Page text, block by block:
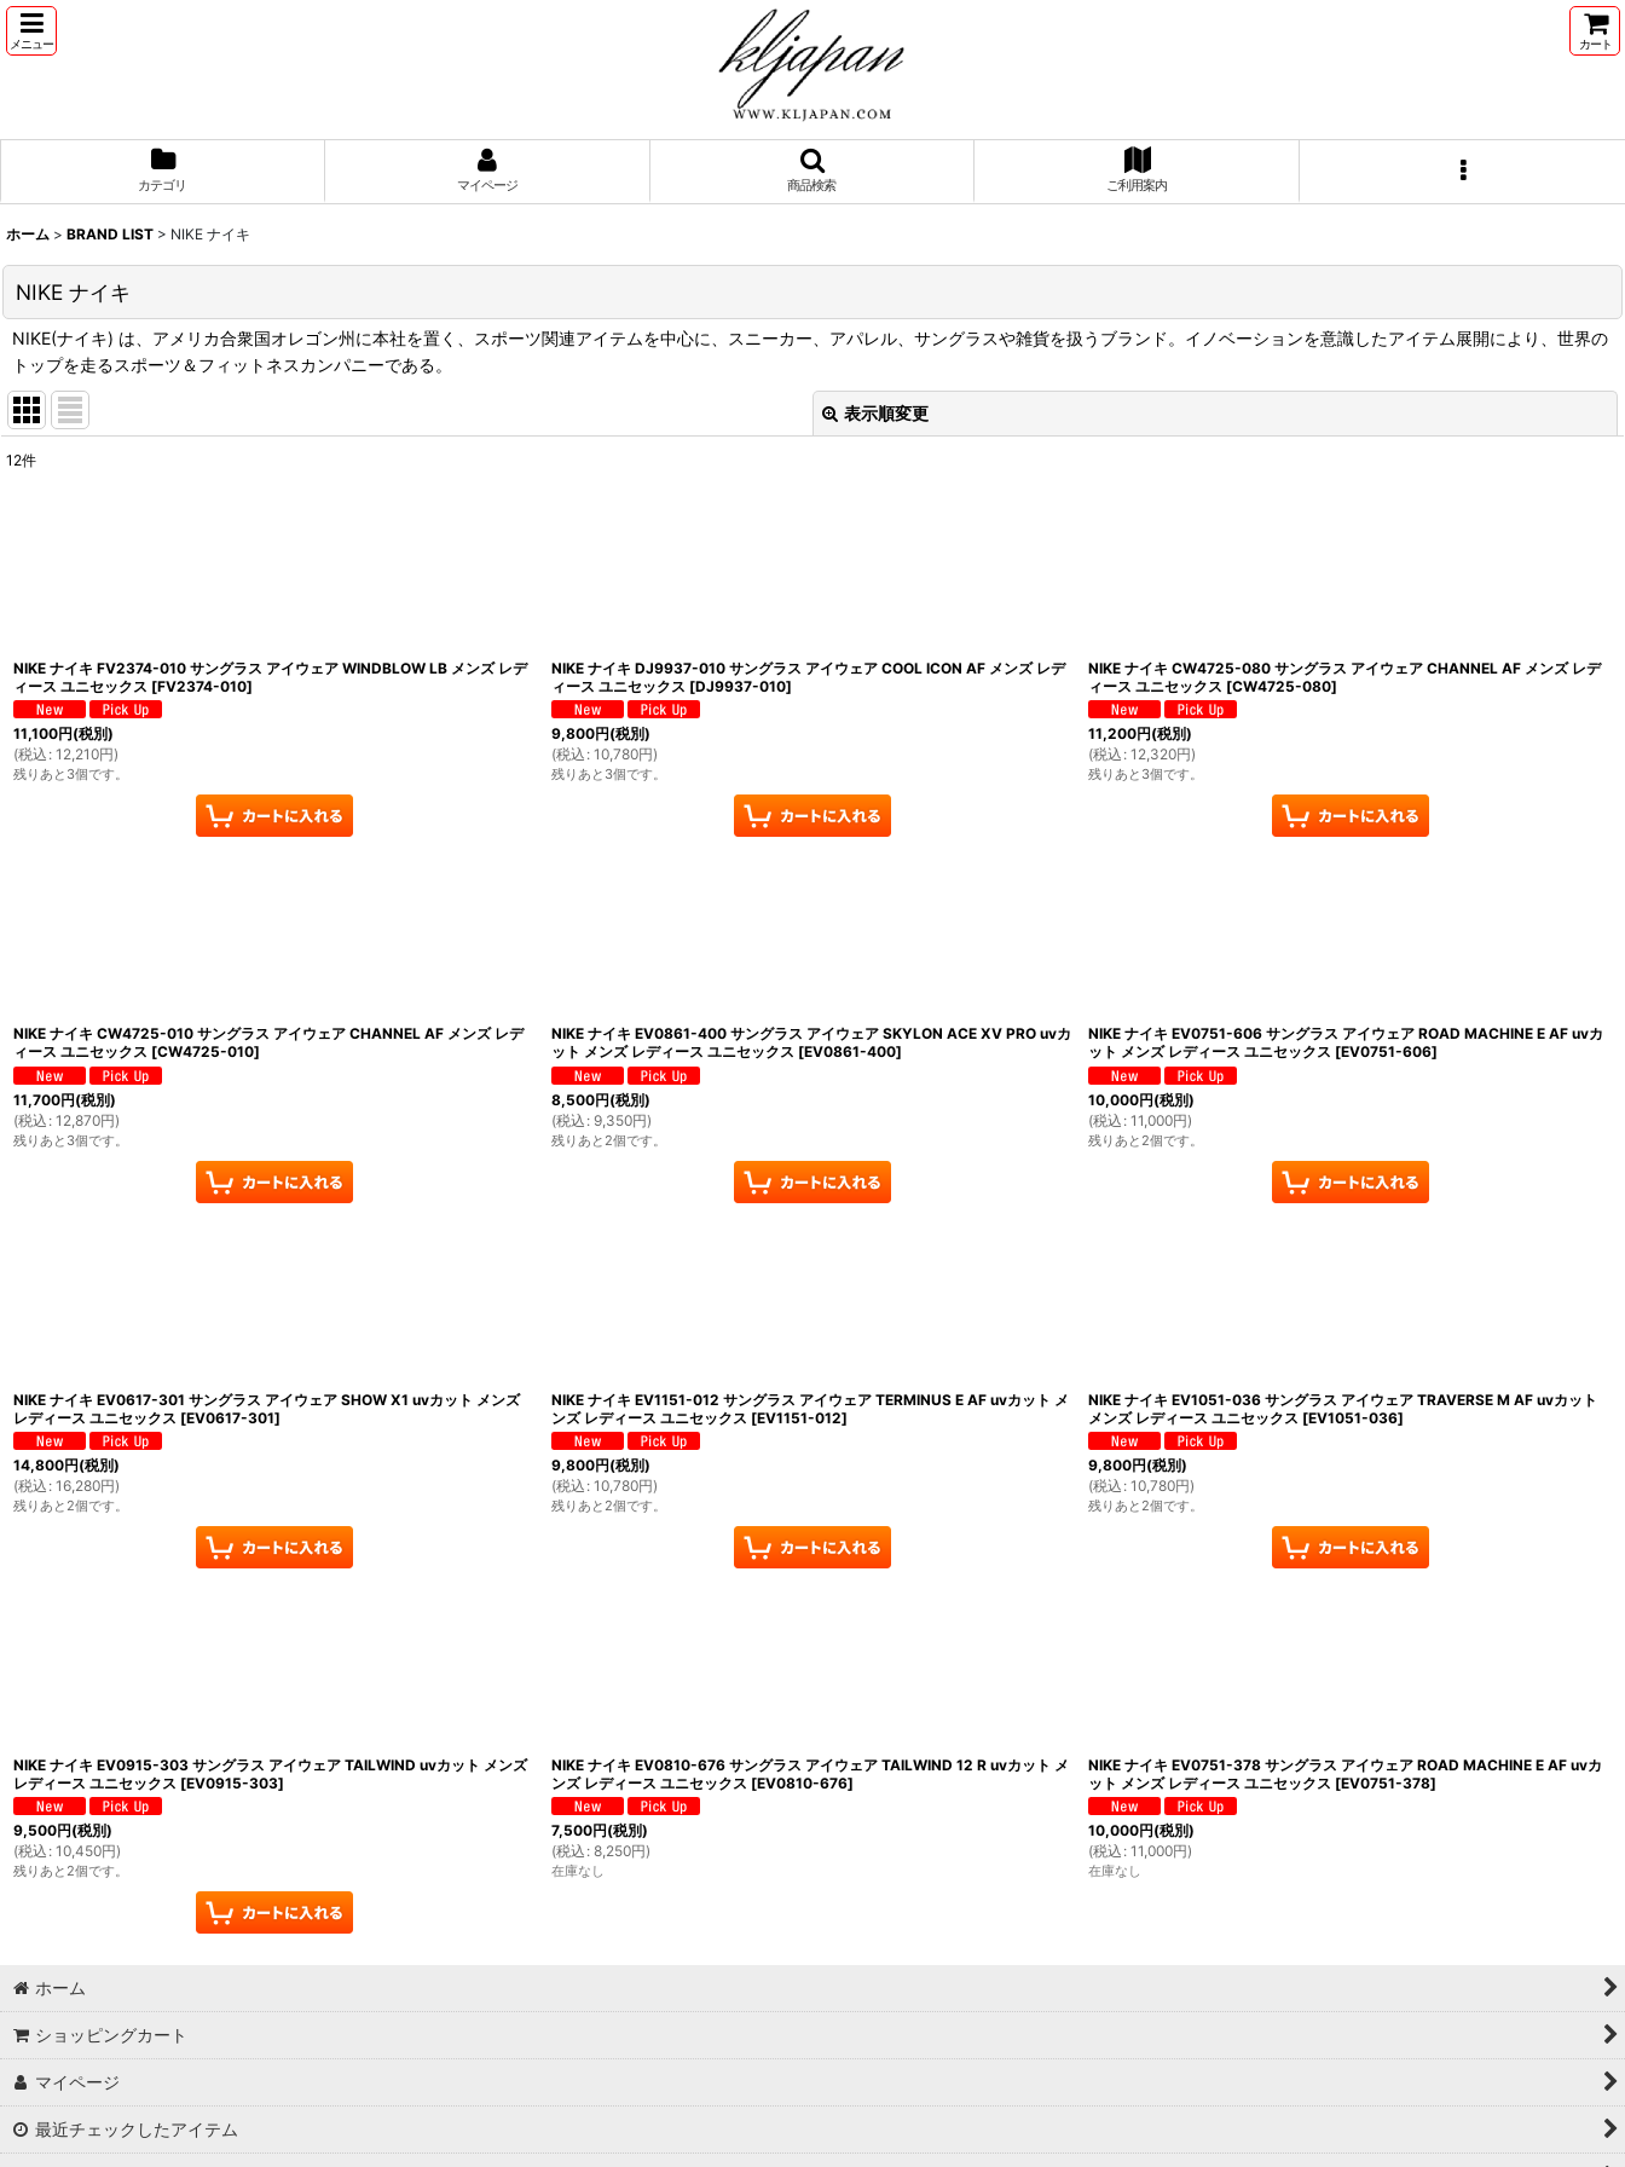
メニュー カート
カテゴリ マイページ 商品検索 ご利用案内
ホーム > BRAND LIST > NIKE ナイキ
NIKE ナイキ
NIKE(ナイキ) は、アメリカ合衆国オレゴン州に本社を置く、スポーツ関連アイテムを中心に、スニーカー、アパレル、サングラスや雑貨を扱うブランド。イノベーションを意識したアイテム展開により、世界の
トップを走るスポーツ＆フィットネスカンパニーである。
表示順変更
12件
NIKE ナイキ FV2374-010 サングラス アイウェア WINDBLOW LB メンズ レデ
ィース ユニセックス [FV2374-010]
11,100円(税別)
(税込 : 12,210円)
残りあと3個です。
NIKE ナイキ DJ9937-010 サングラス アイウェア COOL ICON AF メンズ レデ
ィース ユニセックス [DJ9937-010]
9,800円(税別)
(税込 : 10,780円)
残りあと3個です。
NIKE ナイキ CW4725-080 サングラス アイウェア CHANNEL AF メンズ レデ
ィース ユニセックス [CW4725-080]
11,200円(税別)
(税込 : 12,320円)
残りあと3個です。
NIKE ナイキ CW4725-010 サングラス アイウェア CHANNEL AF メンズ レデ
ィース ユニセックス [CW4725-010]
11,700円(税別)
(税込 : 12,870円)
残りあと3個です。
NIKE ナイキ EV0861-400 サングラス アイウェア SKYLON ACE XV PRO uvカ
ット メンズ レディース ユニセックス [EV0861-400]
8,500円(税別)
(税込 : 9,350円)
残りあと2個です。
NIKE ナイキ EV0751-606 サングラス アイウェア ROAD MACHINE E AF uvカ
ット メンズ レディース ユニセックス [EV0751-606]
10,000円(税別)
(税込 : 11,000円)
残りあと2個です。
NIKE ナイキ EV0617-301 サングラス アイウェア SHOW X1 uvカット メンズ
レディース ユニセックス [EV0617-301]
14,800円(税別)
(税込 : 16,280円)
残りあと2個です。
NIKE ナイキ EV1151-012 サングラス アイウェア TERMINUS E AF uvカット メ
ンズ レディース ユニセックス [EV1151-012]
9,800円(税別)
(税込 : 10,780円)
残りあと2個です。
NIKE ナイキ EV1051-036 サングラス アイウェア TRAVERSE M AF uvカット
メンズ レディース ユニセックス [EV1051-036]
9,800円(税別)
(税込 : 10,780円)
残りあと2個です。
NIKE ナイキ EV0915-303 サングラス アイウェア TAILWIND uvカット メンズ
レディース ユニセックス [EV0915-303]
9,500円(税別)
(税込 : 10,450円)
残りあと2個です。
NIKE ナイキ EV0810-676 サングラス アイウェア TAILWIND 12 R uvカット メ
ンズ レディース ユニセックス [EV0810-676]
7,500円(税別)
(税込 : 8,250円)
在庫なし
NIKE ナイキ EV0751-378 サングラス アイウェア ROAD MACHINE E AF uvカ
ット メンズ レディース ユニセックス [EV0751-378]
10,000円(税別)
(税込 : 11,000円)
在庫なし
ホーム
ショッピングカート
マイページ
最近チェックしたアイテム